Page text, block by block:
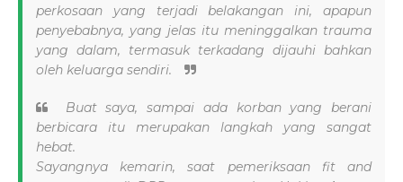
perkosaan yang terjadi belakangan ini, apapun
penyebabnya, yang jelas itu meninggalkan trauma
yang dalam, termasuk terkadang dijauhi bahkan
oleh keluarga sendiri.
Buat saya, sampai ada korban yang berani
berbicara itu merupakan langkah yang sangat
hebat.
Sayangnya kemarin, saat pemeriksaan fit and